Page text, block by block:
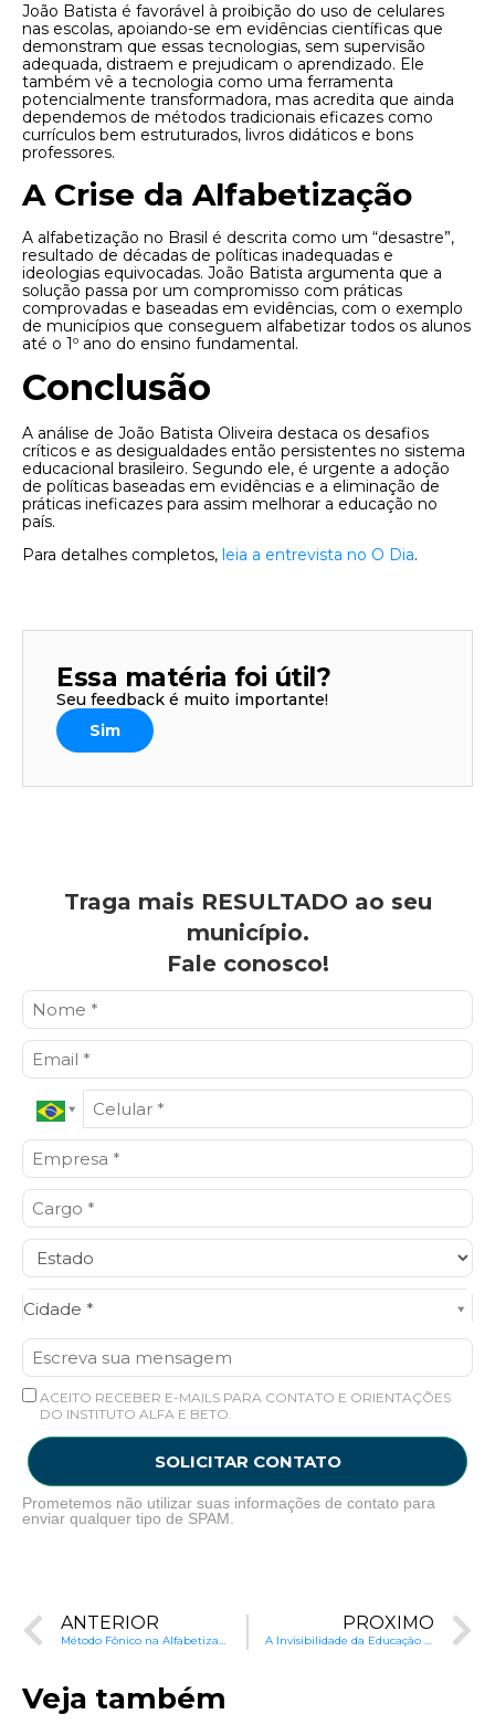
João Batista é favorável à proibição do uso de celulares
nas escolas, apoiando-se em evidências científicas que
demonstram que essas tecnologias, sem supervisão
adequada, distraem e prejudicam o aprendizado. Ele
também vê a tecnologia como uma ferramenta
potencialmente transformadora, mas acredita que ainda
dependemos de métodos tradicionais eficazes como
currículos bem estruturados, livros didáticos e bons
professores.
A Crise da Alfabetização
A alfabetização no Brasil é descrita como um “desastre”,
resultado de décadas de políticas inadequadas e
ideologias equivocadas. João Batista argumenta que a
solução passa por um compromisso com práticas
comprovadas e baseadas em evidências, com o exemplo
de municípios que conseguem alfabetizar todos os alunos
até o 1º ano do ensino fundamental.
Conclusão
A análise de João Batista Oliveira destaca os desafios
críticos e as desigualdades então persistentes no sistema
educacional brasileiro. Segundo ele, é urgente a adoção
de políticas baseadas em evidências e a eliminação de
práticas ineficazes para assim melhorar a educação no
país.
Para detalhes completos, leia a entrevista no O Dia.
Essa matéria foi útil?
Seu feedback é muito importante!
Sim
Traga mais RESULTADO ao seu
município.
Fale conosco!
Cidade *
Cidade*
ACEITO RECEBER E-MAILS PARA CONTATO E ORIENTAÇÕES
DO INSTITUTO ALFA E BETO.
SOLICITAR CONTATO
Prometemos não utilizar suas informações de contato para
enviar qualquer tipo de SPAM.
ANTERIOR PRÓXIMO
Veja também